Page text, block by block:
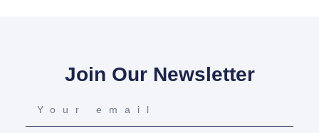
Join Our Newsletter